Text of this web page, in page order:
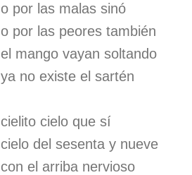
o por las malas sinó
o por las peores también
el mango vayan soltando
ya no existe el sartén
cielito cielo que sí
cielo del sesenta y nueve
con el arriba nervioso